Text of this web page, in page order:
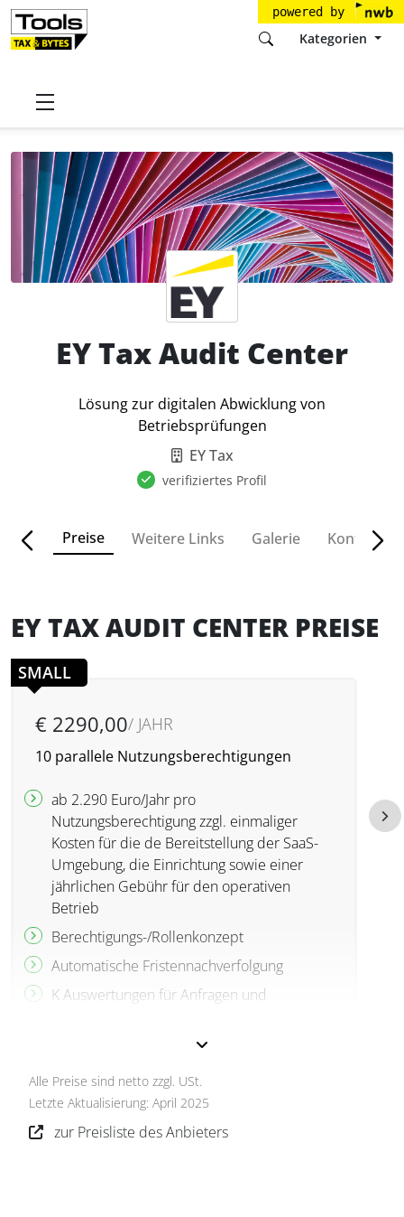
powered by
Kategorien
Startseite
EY Tax Audit Center
Lösung zur digitalen Abwicklung von
Betriebsprüfungen
EY Tax
verifiziertes Profil
Preise Weitere Links Galerie Kontakt
EY TAX AUDIT CENTER PREISE
SMALL
€ 2290,00/ JAHR
10 parallele Nutzungsberechtigungen
ab 2.290 Euro/Jahr pro
Nutzungsberechtigung zzgl. einmaliger
Kosten für die de Bereitstellung der SaaS-
Umgebung, die Einrichtung sowie einer
jährlichen Gebühr für den operativen
Betrieb
Berechtigungs-/Rollenkonzept
Automatische Fristennachverfolgung
K Auswertungen für Anfragen und
Datenvisualisierung in Echtzeit
Alle Preise sind netto zzgl. USt.
Letzte Aktualisierung: April 2025
zur Preisliste des Anbieters